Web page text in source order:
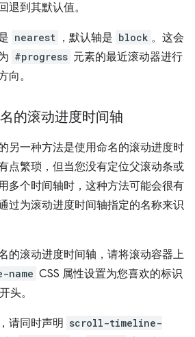
退到其默认值。
nearest ，默认轴是 block 。这会
#progress 元素的最近滚动器进行
向。
的滚动进度时间轴
另一种方法是使用命名的滚动进度时
点繁琐，但当您没有定位父滚动条或
多个时间轴时，这种方法可能会很有
过为滚动进度时间轴指定的名称来识
的滚动进度时间轴，请将滚动容器上
CSS 属性设置为您喜欢的标识
开头。
请同时声明 scroll-timeline-